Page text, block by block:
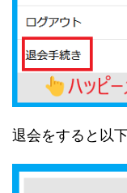
退会をすると以